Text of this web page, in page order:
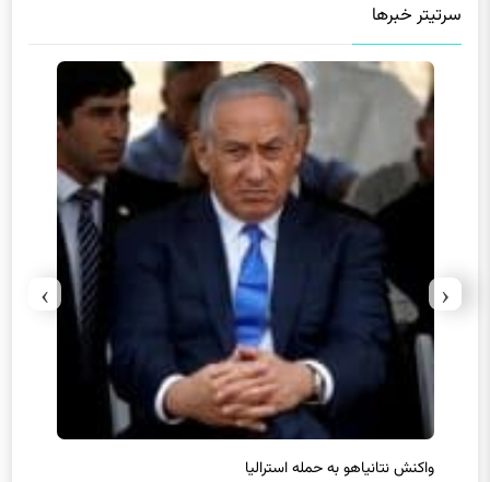
سرتیتر خبرها
واکنش نتانیاهو به حمله استرالیا
‹
›